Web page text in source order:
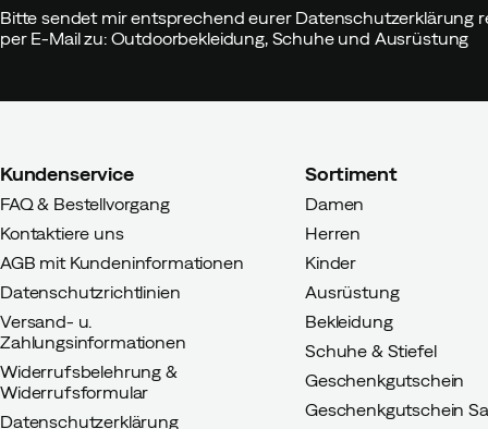
Bitte sendet mir entsprechend eurer Datenschutzerklärung
per E-Mail zu: Outdoorbekleidung, Schuhe und Ausrüstung
Kundenservice
FAQ & Bestellvorgang
Kontaktiere uns
AGB mit Kundeninformationen
Datenschutzrichtlinien
Versand- u.
Zahlungsinformationen
Widerrufsbelehrung &
Widerrufsformular
Datenschutzerklärung
Sortiment
Damen
Herren
Kinder
Ausrüstung
Bekleidung
Schuhe & Stiefel
Geschenkgutschein
Geschenkgutschein